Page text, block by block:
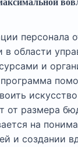
персонала
в области
и
от размера
на
и создании